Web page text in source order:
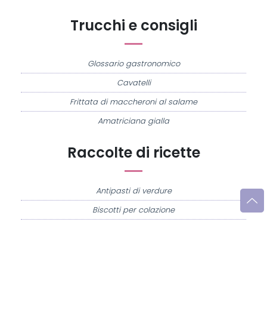
Raccolte di ricette
Antipasti di verdure
Biscotti per colazione
Trucchi e consigli
Glossario gastronomico
Cavatelli
Frittata di maccheroni al salame
Amatriciana gialla